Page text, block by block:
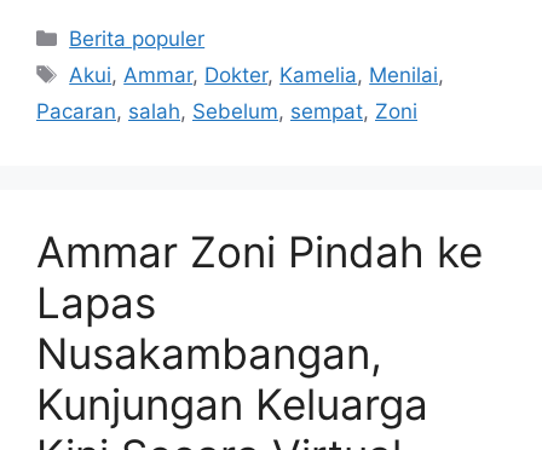
Kategori
Berita populer
Tag
Akui, Ammar, Dokter, Kamelia, Menilai,
Pacaran, salah, Sebelum, sempat, Zoni
Ammar Zoni Pindah ke
Lapas
Nusakambangan,
Kunjungan Keluarga